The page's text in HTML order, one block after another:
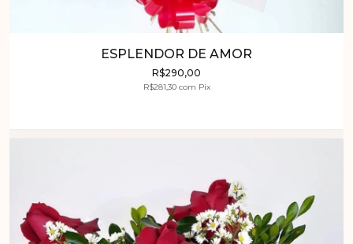
ESPLENDOR DE AMOR
R$290,00
R$281,30 com Pix